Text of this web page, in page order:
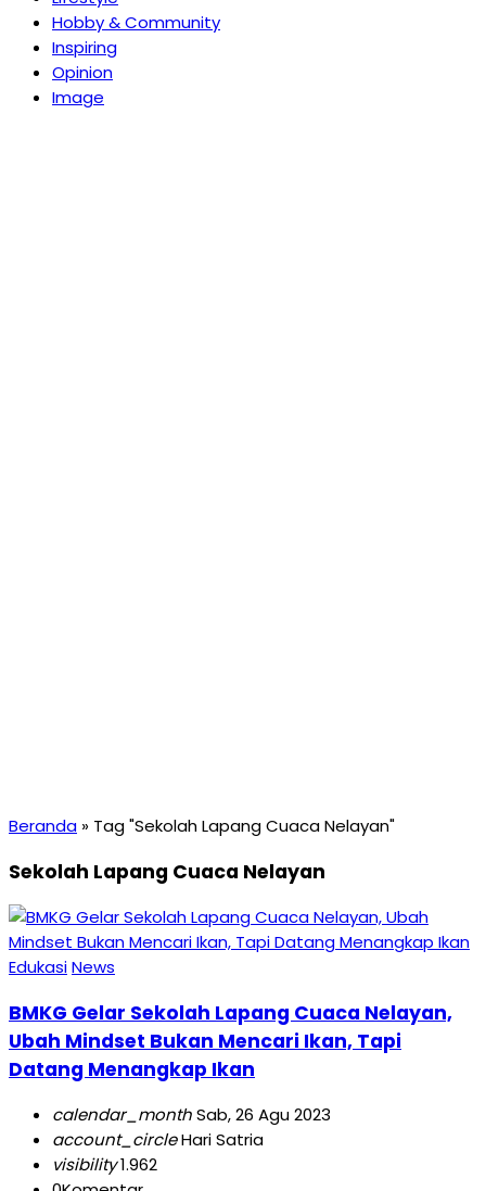
Hobby & Community
Inspiring
Opinion
Image
Beranda » Tag "Sekolah Lapang Cuaca Nelayan"
Sekolah Lapang Cuaca Nelayan
EdukasiNews
BMKG Gelar Sekolah Lapang Cuaca Nelayan,
Ubah Mindset Bukan Mencari Ikan, Tapi
Datang Menangkap Ikan
calendar_monthSab, 26 Agu 2023
account_circleHari Satria
visibility1.962